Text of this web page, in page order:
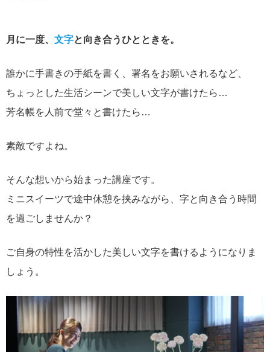
月に一度、 文字と向き合うひとときを。
誰かに手書きの手紙を書く、署名をお願いされるなど、
ちょっとした生活シーンで美しい文字が書けたら…
芳名帳を人前で堂々と書けたら…
素敵ですよね。
そんな想いから始まった講座です。
ミニスイーツで途中休憩を挟みながら、字と向き合う時間
を過ごしませんか？
ご自身の特性を活かした美しい文字を書けるようになりま
しょう。